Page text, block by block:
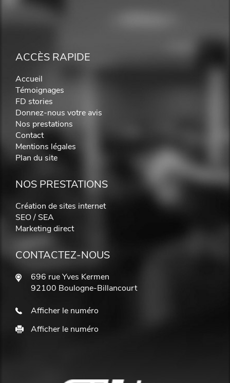
ACCÈS RAPIDE
Accueil
Témoignages
FD stories
Donnez-nous votre avis
Nos prestations
Contact
Mentions légales
Plan du site
NOS PRESTATIONS
Création de sites internet
SEO / SEA
Marketing direct
CONTACTEZ-NOUS
696 rue Yves Kermen
92100 Boulogne-Billancourt
Afficher le numéro
Afficher le numéro